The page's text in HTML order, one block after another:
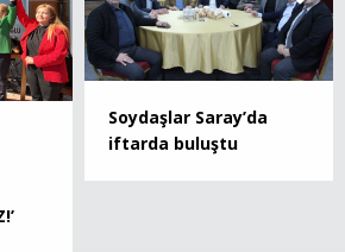
Soydaşlar Saray’da
iftarda buluştu